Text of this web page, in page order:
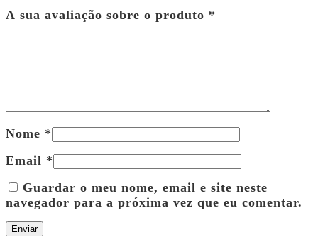
A sua avaliação sobre o produto *
Nome *
Email *
Guardar o meu nome, email e site neste
navegador para a próxima vez que eu comentar.